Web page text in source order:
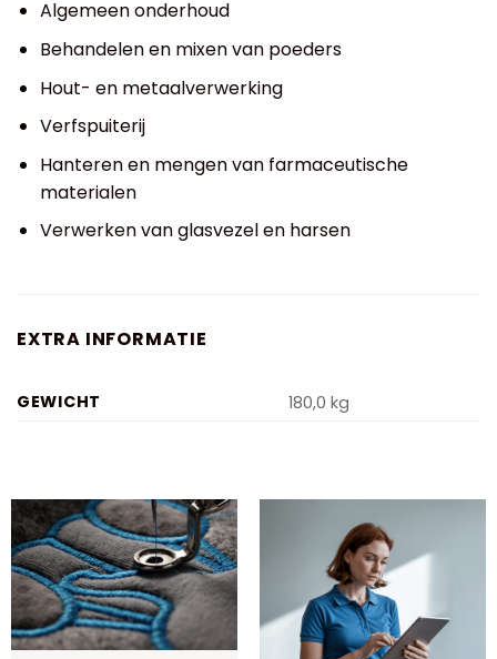
Algemeen onderhoud
Behandelen en mixen van poeders
Hout- en metaalverwerking
Verfspuiterij
Hanteren en mengen van farmaceutische
materialen
Verwerken van glasvezel en harsen
EXTRA INFORMATIE
GEWICHT 180,0 kg